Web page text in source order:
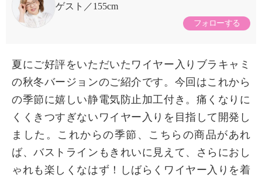
ゲスト
155cm
フォローする
夏にご好評をいただいたワイヤー入りブラキャミ
の秋冬バージョンのご紹介です。今回はこれから
の季節に嬉しい静電気防止加工付き。痛くなりに
くくきつすぎないワイヤー入りを目指して開発し
ました。これからの季節、こちらの商品があれ
ば、バストラインもきれいに見えて、さらにおし
ゃれも楽しくなはず！しばらくワイヤー入りを着